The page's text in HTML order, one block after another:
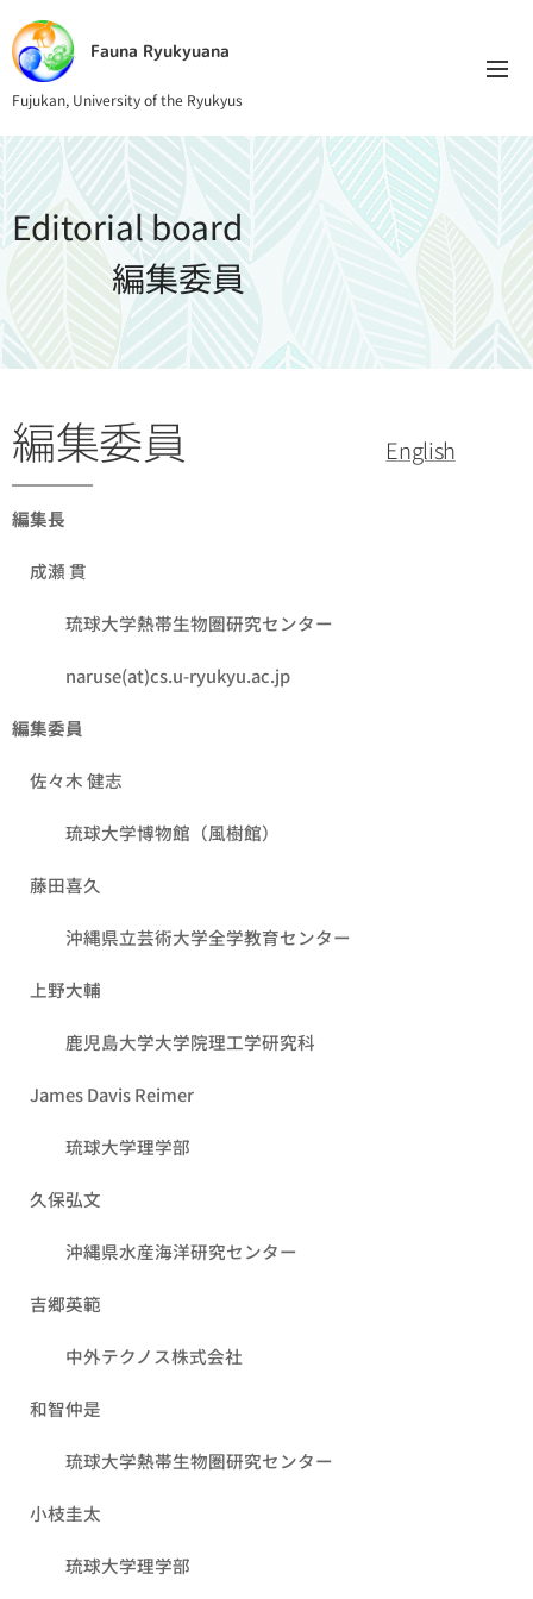
Fauna Ryukyuana
Fujukan, University of the Ryukyus
Editorial board
編集委員
編集委員 English
編集長
成瀬 貫
琉球大学熱帯生物圏研究センター
naruse(at)cs.u-ryukyu.ac.jp
編集委員
佐々木 健志
琉球大学博物館（風樹館）
藤田喜久
沖縄県立芸術大学全学教育センター
上野大輔
鹿児島大学大学院理工学研究科
James Davis Reimer
琉球大学理学部
久保弘文
沖縄県水産海洋研究センター
吉郷英範
中外テクノス株式会社
和智仲是
琉球大学熱帯生物圏研究センター
小枝圭太
琉球大学理学部